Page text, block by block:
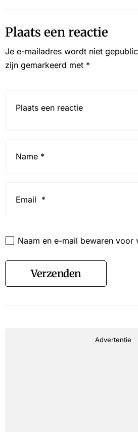
Plaats een reactie
Je e-mailadres wordt niet
zijn gemarkeerd met *
Naam en e-mail bewaren voor
Verzenden
Advertentie